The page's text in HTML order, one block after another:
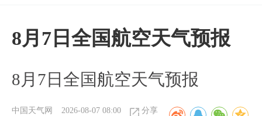
8月7日全国航空天气预报
8月7日全国航空天气预报
中国天气网 2026-08-07 08:00 分享